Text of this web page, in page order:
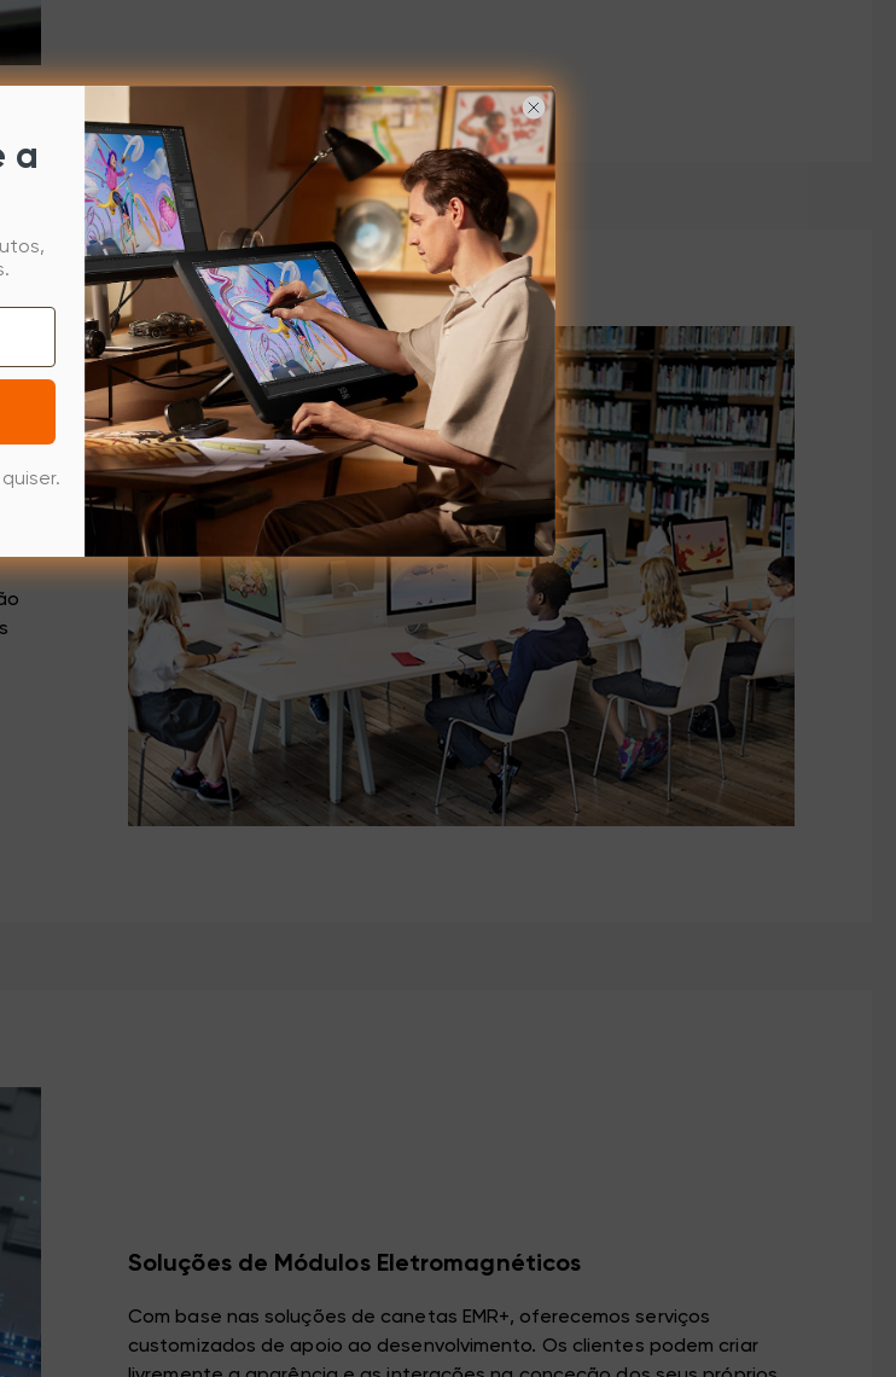
Soluções de Módulos Eletromagnéticos
Com base nas soluções de canetas EMR+, oferecemos serviços
customizados de apoio ao desenvolvimento. Os clientes podem criar
a